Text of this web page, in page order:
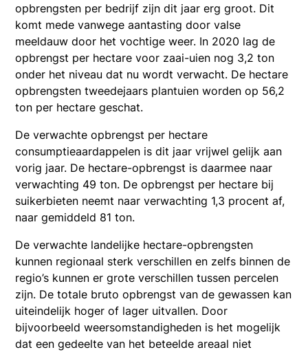
opbrengsten per bedrijf zijn dit jaar erg groot. Dit
komt mede vanwege aantasting door valse
meeldauw door het vochtige weer. In 2020 lag de
opbrengst per hectare voor zaai-uien nog 3,2 ton
onder het niveau dat nu wordt verwacht. De hectare
opbrengsten tweedejaars plantuien worden op 56,2
ton per hectare geschat.
De verwachte opbrengst per hectare
consumptieaardappelen is dit jaar vrijwel gelijk aan
vorig jaar. De hectare-opbrengst is daarmee naar
verwachting 49 ton. De opbrengst per hectare bij
suikerbieten neemt naar verwachting 1,3 procent af,
naar gemiddeld 81 ton.
De verwachte landelijke hectare-opbrengsten
kunnen regionaal sterk verschillen en zelfs binnen de
regio’s kunnen er grote verschillen tussen percelen
zijn. De totale bruto opbrengst van de gewassen kan
uiteindelijk hoger of lager uitvallen. Door
bijvoorbeeld weersomstandigheden is het mogelijk
dat een gedeelte van het beteelde areaal niet